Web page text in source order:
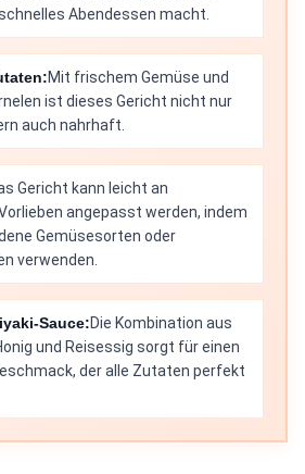
Abendessen macht.
Mit frischem Gemüse und
ist dieses Gericht nicht nur
auch nahrhaft.
Gericht kann leicht an
angepasst werden, indem
Gemüsesorten oder
verwenden.
Sauce:Die Kombination aus
und Reisessig sorgt für einen
der alle Zutaten perfekt